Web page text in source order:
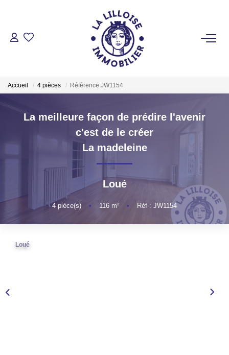
ACHETER
Nos Biens Au Touquet Paris-Plage
LOUER
VENDRE
GESTION LOCATIVE
Accueil 4 pièces Référence JW1154
La meilleure façon de prédire l'avenir
c'est de le créer
La madeleine
Loué
4 pièce(s) • 116 m² • Réf : JW1154
Loué